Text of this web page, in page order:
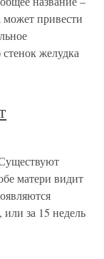
может привести
желудка
матери видит
или за 15 недель